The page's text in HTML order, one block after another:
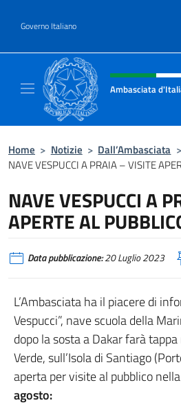
Governo Italiano
Intestazione sito,
Ambasciata
Home > Notizie > Dall’Ambasciata >
NAVE VESPUCCI A PRAIA – VISITE
NAVE VESPUCCI A
APERTE AL
Data pubblicazione:20 Luglio 2023
L’Ambasciata ha il piacere di
Vespucci”, nave scuola della
dopo la sosta a Dakar farà
Verde, sull’Isola di Santiago
aperta per visite al pubblico
agosto: